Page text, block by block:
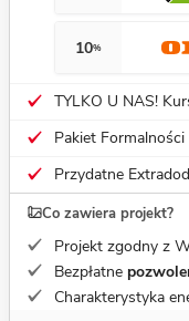
10%
TYLKO U NAS!
Pakiet
Przydatne
Co zawiera projekt?
Projekt zgodny z
Bezpłatne
Charakterystyka